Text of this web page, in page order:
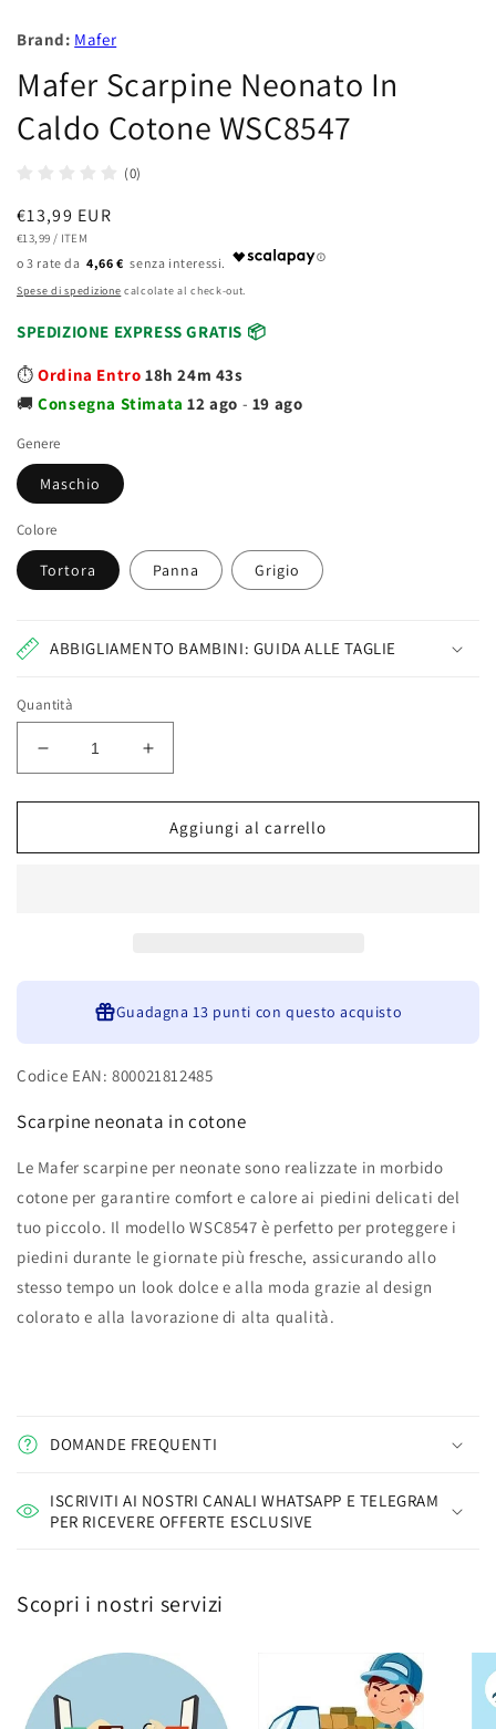
Brand: Mafer
Mafer Scarpine Neonato In
Caldo Cotone WSC8547
(0)
Prezzo
di
listino
€13,99 EUR
PREZZO
€13,99 / PER
ITEM
4,66 €
Spese di spedizione calcolate al check-out.
SPEDIZIONE EXPRESS GRATIS 📦
⏱️Ordina Entro 18h 24m 43s
🚚Consegna Stimata12 ago - 19 ago
Genere
Maschio
Colore
Tortora Panna Grigio
ABBIGLIAMENTO BAMBINI: GUIDA ALLE TAGLIE
Quantità
Diminuisci
quantità
per
Scarpine
Aumenta
quantità
per
Mafer
Scarpine
Aggiungi al carrello
Guadagna13 punti con questo acquisto
Codice EAN: 800021812485
Scarpine neonata in cotone
Le Mafer scarpine per neonate sono realizzate in morbido
cotone per garantire comfort e calore ai piedini delicati del
tuo piccolo. Il modello WSC8547 è perfetto per proteggere i
piedini durante le giornate più fresche, assicurando allo
stesso tempo un look dolce e alla moda grazie al design
colorato e alla lavorazione di alta qualità.
DOMANDE FREQUENTI
ISCRIVITI AI NOSTRI CANALI WHATSAPP E TELEGRAM
PER RICEVERE OFFERTE ESCLUSIVE
Scopri i nostri servizi